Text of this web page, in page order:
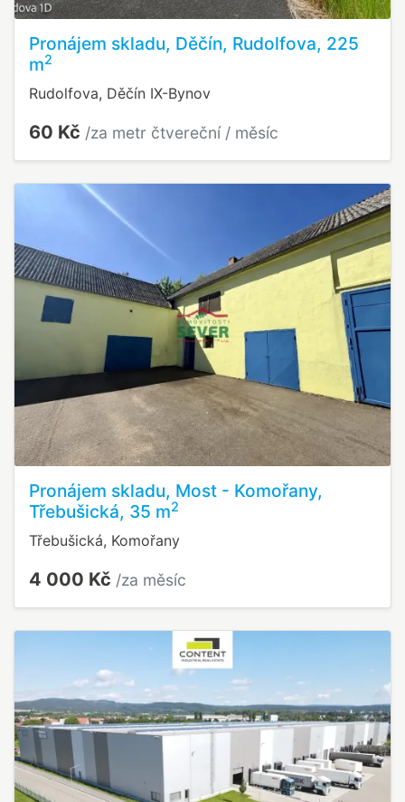
Pronájem skladu, Děčín, Rudolfova, 225
m2
Rudolfova, Děčín IX-Bynov
60 Kč /za metr čtvereční / měsíc
Pronájem skladu, Most - Komořany,
Třebušická, 35 m2
Třebušická, Komořany
4 000 Kč /za měsíc